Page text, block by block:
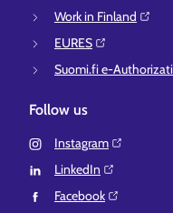
Work in Finland⁠
EURES⁠
Suomi.fi e-
Follow us
Instagram⁠
LinkedIn⁠
Facebook⁠